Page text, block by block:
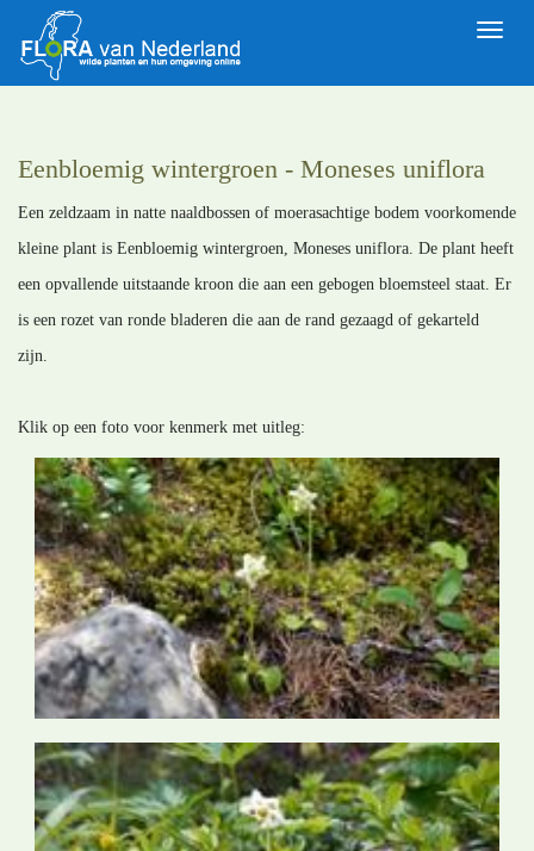
Toggle
Eenbloemig wintergroen - Moneses uniflora
Een zeldzaam in natte naaldbossen of moerasachtige bodem voorkomende
kleine plant is Eenbloemig wintergroen, Moneses uniflora. De plant heeft
een opvallende uitstaande kroon die aan een gebogen bloemsteel staat. Er
is een rozet van ronde bladeren die aan de rand gezaagd of gekarteld
zijn.
Klik op een foto voor kenmerk met uitleg: